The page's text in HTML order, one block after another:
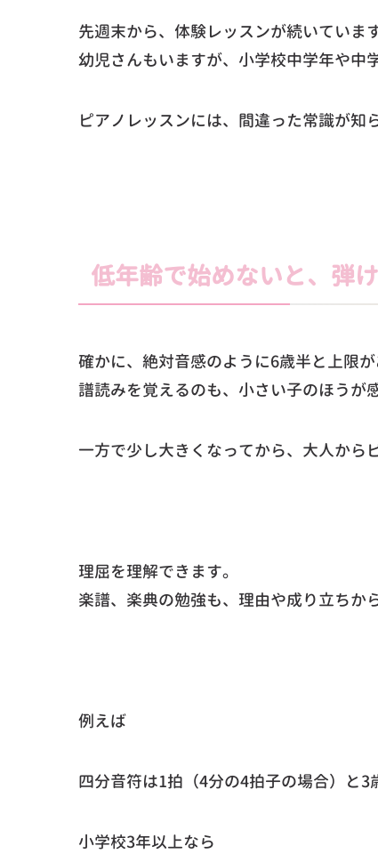
先週末から、体験レッスンが続いています
幼児さんもいますが、小学校中学年や中
ピアノレッスンには、間違った常識が知
低年齢で始めないと、弾
確かに、絶対音感のように6歳半と上限が
譜読みを覚えるのも、小さい子のほうが
一方で少し大きくなってから、大人から
理屈を理解できます。
楽譜、楽典の勉強も、理由や成り立ちか
例えば
四分音符は1拍（4分の4拍子の場合）と3
小学校3年以上なら